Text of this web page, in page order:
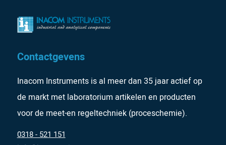
Contactgevens
Inacom Instruments is al meer dan 35 jaar actief op
de markt met laboratorium artikelen en producten
voor de meet-en regeltechniek (proceschemie).
0318 - 521 151